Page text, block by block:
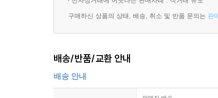
[7장 모델 배포와 예측 서비스]
구매하신 상품의 상태, 배송, 취소 및 반품 문의는 판
배송/반품/교환 안내
배송 안내